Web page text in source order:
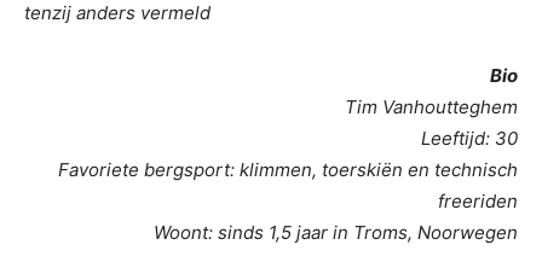
tenzij anders vermeld
Bio
Tim Vanhoutteghem
Leeftijd: 30
Favoriete bergsport: klimmen, toerskiën en technisch
freeriden
Woont: sinds 1,5 jaar in Troms, Noorwegen